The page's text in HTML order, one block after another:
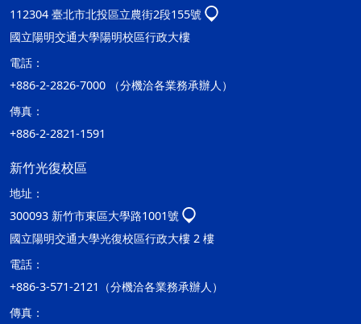
112304 臺北市北投區立農街2段155號
國立陽明交通大學陽明校區行政大樓
電話：
+886-2-2826-7000 （分機洽各業務承辦人）
傳真：
+886-2-2821-1591
新竹光復校區
地址：
300093 新竹市東區大學路1001號
國立陽明交通大學光復校區行政大樓 2 樓
電話：
+886-3-571-2121（分機洽各業務承辦人）
傳真：